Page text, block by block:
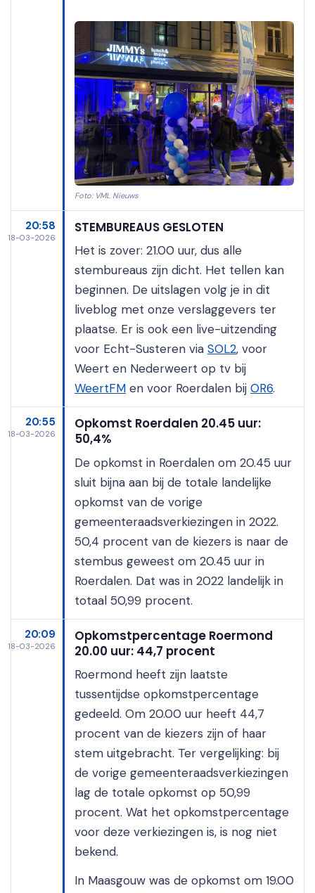
Foto: VML Nieuws
20:58
18-03-2026
STEMBUREAUS GESLOTEN
Het is zover: 21.00 uur, dus alle
stembureaus zijn dicht. Het tellen kan
beginnen. De uitslagen volg je in dit
liveblog met onze verslaggevers ter
plaatse. Er is ook een live-uitzending
voor Echt-Susteren via SOL2, voor
Weert en Nederweert op tv bij
WeertFM en voor Roerdalen bij OR6.
20:55
18-03-2026
Opkomst Roerdalen 20.45 uur:
50,4%
De opkomst in Roerdalen om 20.45 uur
sluit bijna aan bij de totale landelijke
opkomst van de vorige
gemeenteraadsverkiezingen in 2022.
50,4 procent van de kiezers is naar de
stembus geweest om 20.45 uur in
Roerdalen. Dat was in 2022 landelijk in
totaal 50,99 procent.
20:09
18-03-2026
Opkomstpercentage Roermond
20.00 uur: 44,7 procent
Roermond heeft zijn laatste
tussentijdse opkomstpercentage
gedeeld. Om 20.00 uur heeft 44,7
procent van de kiezers zijn of haar
stem uitgebracht. Ter vergelijking: bij
de vorige gemeenteraadsverkiezingen
lag de totale opkomst op 50,99
procent. Wat het opkomstpercentage
voor deze verkiezingen is, is nog niet
bekend.
In Maasgouw was de opkomst om 19.00